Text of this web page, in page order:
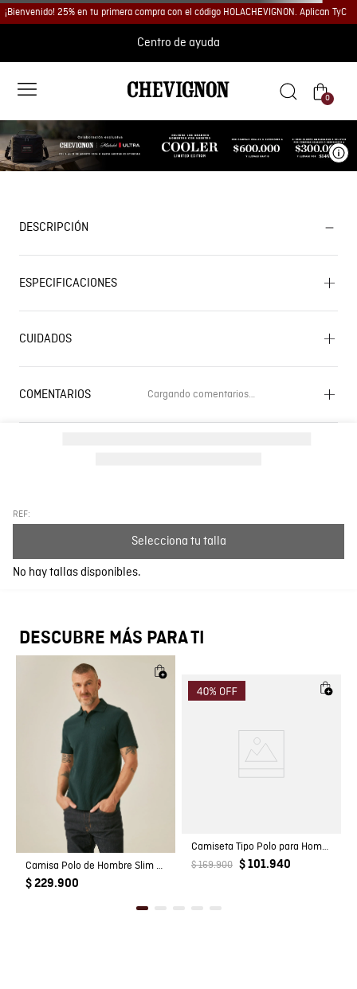
¡Bienvenido! 25% en tu primera compra con el código HOLACHEVIGNON. Aplican TyC
Centro de ayuda
0
REF:
Selecciona tu talla
No hay tallas disponibles.
DESCRIPCIÓN
ESPECIFICACIONES
CUIDADOS
COMENTARIOS Cargando comentarios…
Cargando el resumen…
DESCUBRE MÁS PARA TI
Camisa Polo de Hombre Slim Fit Manga Corta con Pato Bordado en Relieve Tela Rib en 100% Algodón
$ 229.900
Camiseta Tipo Polo para Hombre
$ 169.900 $ 101.940